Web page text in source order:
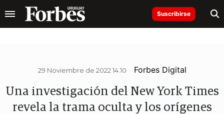
Suscribirse
29 Noviembre de 2022 14.10 Forbes Digital
Una investigación del New York Times
revela la trama oculta y los orígenes